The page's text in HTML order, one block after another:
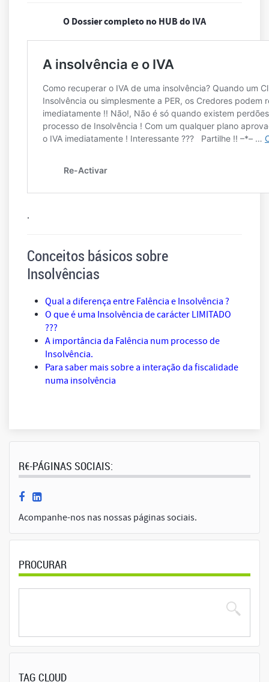
O Dossier completo no HUB do IVA
.
Conceitos básicos sobre
Insolvências
Qual a diferença entre Falência e Insolvência ?
O que é uma Insolvência de carácter LIMITADO
???
A importância da Falência num processo de
Insolvência.
Para saber mais sobre a interação da fiscalidade
numa insolvência
R€-PÁGINAS SOCIAIS:
Acompanhe-nos nas nossas páginas sociais.
PROCURAR
TAG CLOUD